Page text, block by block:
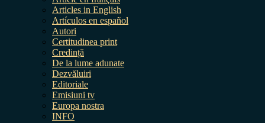
Articles in English
Artículos en español
Autori
Certitudinea print
Credință
De la lume adunate
Dezvăluiri
Editoriale
Emisiuni tv
Europa nostra
INFO